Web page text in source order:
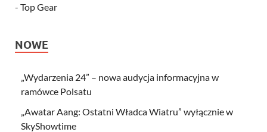
- Top Gear
NOWE
„Wydarzenia 24” – nowa audycja informacyjna w
ramówce Polsatu
„Awatar Aang: Ostatni Władca Wiatru” wyłącznie w
SkyShowtime